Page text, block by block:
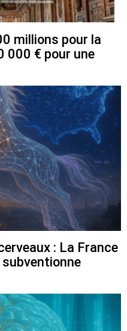
millions pour la
000 € pour une
: La France